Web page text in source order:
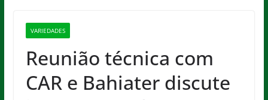
VARIEDADES
Reunião técnica com
CAR e Bahiater discute